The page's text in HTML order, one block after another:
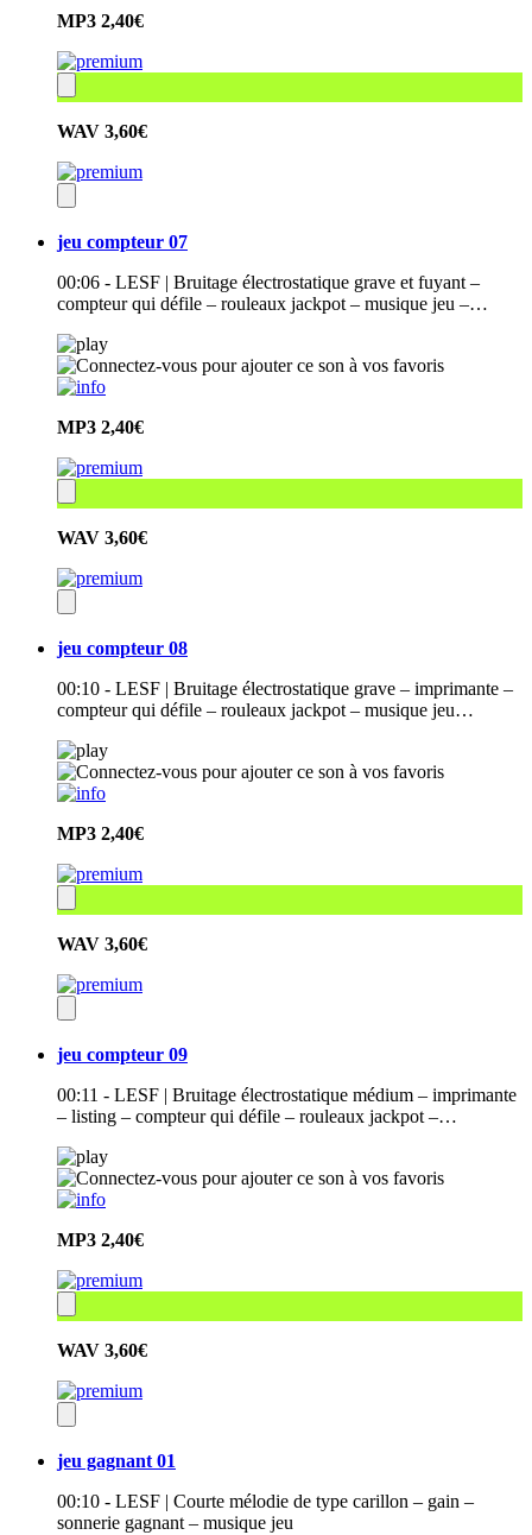
MP3 2,40€
WAV 3,60€
jeu compteur 07
00:06 - LESF | Bruitage électrostatique grave et fuyant –
compteur qui défile – rouleaux jackpot – musique jeu –…
MP3 2,40€
WAV 3,60€
jeu compteur 08
00:10 - LESF | Bruitage électrostatique grave – imprimante –
compteur qui défile – rouleaux jackpot – musique jeu…
MP3 2,40€
WAV 3,60€
jeu compteur 09
00:11 - LESF | Bruitage électrostatique médium – imprimante
– listing – compteur qui défile – rouleaux jackpot –…
MP3 2,40€
WAV 3,60€
jeu gagnant 01
00:10 - LESF | Courte mélodie de type carillon – gain –
sonnerie gagnant – musique jeu